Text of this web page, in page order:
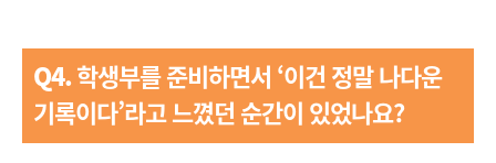
Q4. 학생부를 준비하면서 ‘이건 정말 나다운
기록이다’라고 느꼈던 순간이 있었나요?